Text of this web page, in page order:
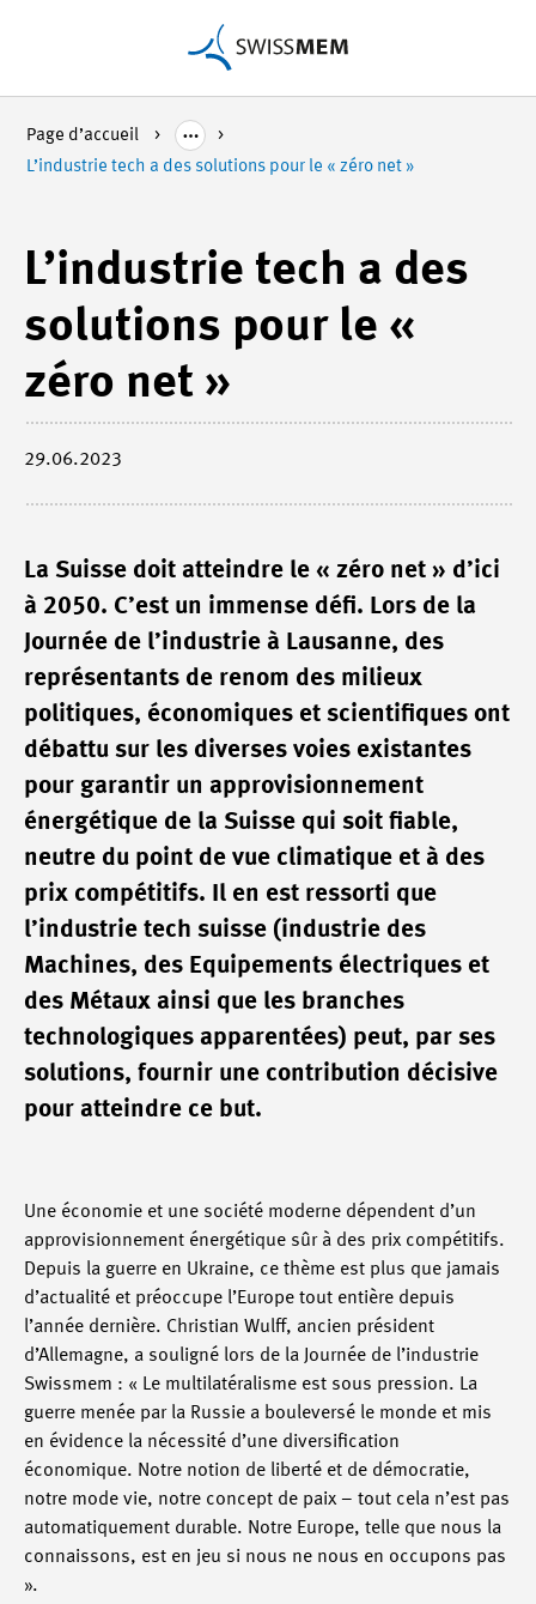
Page d’accueil
L’industrie tech a des solutions pour le « zéro net »
L’industrie tech a des
solutions pour le «
zéro net »
29.06.2023
La Suisse doit atteindre le « zéro net » d’ici
à 2050. C’est un immense défi. Lors de la
Journée de l’industrie à Lausanne, des
représentants de renom des milieux
politiques, économiques et scientifiques ont
débattu sur les diverses voies existantes
pour garantir un approvisionnement
énergétique de la Suisse qui soit fiable,
neutre du point de vue climatique et à des
prix compétitifs. Il en est ressorti que
l’industrie tech suisse (industrie des
Machines, des Equipements électriques et
des Métaux ainsi que les branches
technologiques apparentées) peut, par ses
solutions, fournir une contribution décisive
pour atteindre ce but.
Une économie et une société moderne dépendent d’un
approvisionnement énergétique sûr à des prix compétitifs.
Depuis la guerre en Ukraine, ce thème est plus que jamais
d’actualité et préoccupe l’Europe tout entière depuis
l’année dernière. Christian Wulff, ancien président
d’Allemagne, a souligné lors de la Journée de l’industrie
Swissmem : « Le multilatéralisme est sous pression. La
guerre menée par la Russie a bouleversé le monde et mis
en évidence la nécessité d’une diversification
économique. Notre notion de liberté et de démocratie,
notre mode vie, notre concept de paix – tout cela n’est pas
automatiquement durable. Notre Europe, telle que nous la
connaissons, est en jeu si nous ne nous en occupons pas
».